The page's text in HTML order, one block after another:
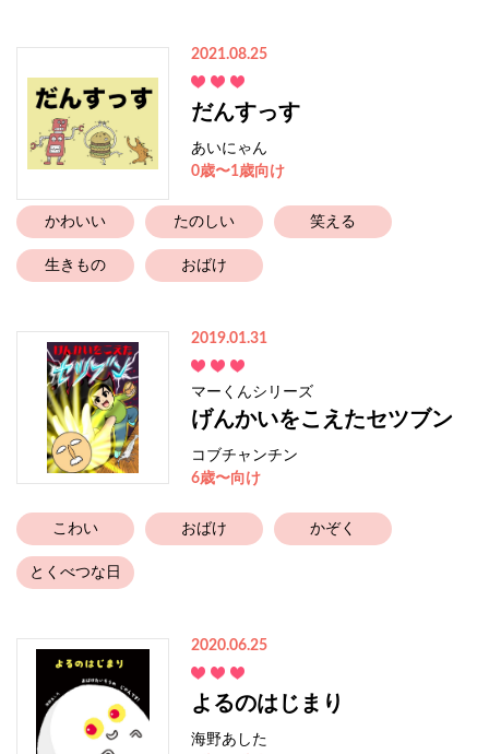
2021.08.25
だんすっす
あいにゃん
0歳〜1歳向け
かわいい たのしい 笑える
生きもの おばけ
2019.01.31
マーくんシリーズ
げんかいをこえたセツブン
コブチャンチン
6歳〜向け
こわい おばけ かぞく
とくべつな日
2020.06.25
よるのはじまり
海野あした